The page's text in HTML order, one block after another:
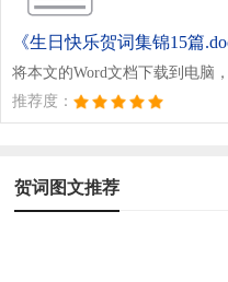
《生日快乐贺词集锦15篇
将本文的Word文档下载到电脑
推荐度：
贺词图文推荐